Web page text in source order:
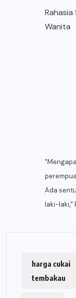
Wanita
Ada
laki-laki,"
harga cukai
tembakau